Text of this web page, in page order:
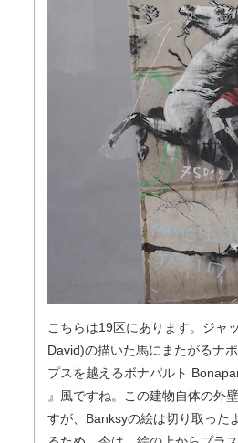
こちらは19区にあります。ジャ
David)の描いた馬にまたがるナ
プスを越えるボナパルト
』風ですね。この建物自体の外
すが、Banksyの絵は切り取った